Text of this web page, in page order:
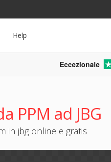
Help
Eccezionale
PPM ad JBG
in jbg online e gratis